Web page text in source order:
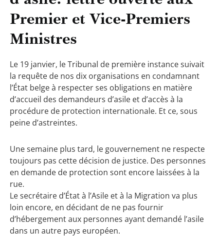
Premier et Vice-Premiers
Ministres
Le 19 janvier, le Tribunal de première instance suivait
la requête de nos dix organisations en condamnant
l’État belge à respecter ses obligations en matière
d’accueil des demandeurs d’asile et d’accès à la
procédure de protection internationale. Et ce, sous
peine d’astreintes.
Une semaine plus tard, le gouvernement ne respecte
toujours pas cette décision de justice. Des personnes
en demande de protection sont encore laissées à la
rue.
Le secrétaire d’État à l’Asile et à la Migration va plus
loin encore, en décidant de ne pas fournir
d’hébergement aux personnes ayant demandé l’asile
dans un autre pays européen.